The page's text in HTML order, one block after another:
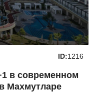
ID:1216
в современном
Махмутларе